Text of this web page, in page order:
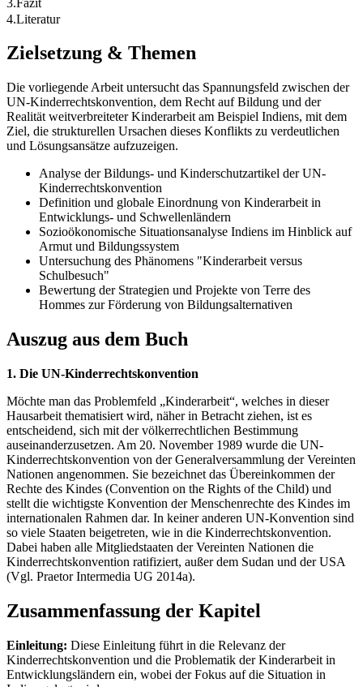
4.Literatur
Zielsetzung & Themen
Die vorliegende Arbeit untersucht das Spannungsfeld zwischen der
UN-Kinderrechtskonvention, dem Recht auf Bildung und der
Realität weitverbreiteter Kinderarbeit am Beispiel Indiens, mit dem
Ziel, die strukturellen Ursachen dieses Konflikts zu verdeutlichen
und Lösungsansätze aufzuzeigen.
Analyse der Bildungs- und Kinderschutzartikel der UN-
Kinderrechtskonvention
Definition und globale Einordnung von Kinderarbeit in
Entwicklungs- und Schwellenländern
Sozioökonomische Situationsanalyse Indiens im Hinblick auf
Armut und Bildungssystem
Untersuchung des Phänomens "Kinderarbeit versus
Schulbesuch"
Bewertung der Strategien und Projekte von Terre des
Hommes zur Förderung von Bildungsalternativen
Auszug aus dem Buch
1. Die UN-Kinderrechtskonvention
Möchte man das Problemfeld „Kinderarbeit“, welches in dieser
Hausarbeit thematisiert wird, näher in Betracht ziehen, ist es
entscheidend, sich mit der völkerrechtlichen Bestimmung
auseinanderzusetzen. Am 20. November 1989 wurde die UN-
Kinderrechtskonvention von der Generalversammlung der Vereinten
Nationen angenommen. Sie bezeichnet das Übereinkommen der
Rechte des Kindes (Convention on the Rights of the Child) und
stellt die wichtigste Konvention der Menschenrechte des Kindes im
internationalen Rahmen dar. In keiner anderen UN-Konvention sind
so viele Staaten beigetreten, wie in die Kinderrechtskonvention.
Dabei haben alle Mitgliedstaaten der Vereinten Nationen die
Kinderrechtskonvention ratifiziert, außer dem Sudan und der USA
(Vgl. Praetor Intermedia UG 2014a).
Zusammenfassung der Kapitel
Einleitung: Diese Einleitung führt in die Relevanz der
Kinderrechtskonvention und die Problematik der Kinderarbeit in
Entwicklungsländern ein, wobei der Fokus auf die Situation in